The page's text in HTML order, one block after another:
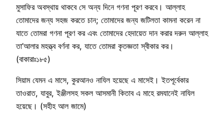
মুসাফির অবস্থায় থাকবে সে অন্য দিনে গণনা পূরণ করবে। আল্লাহ
তোমাদের জন্য সহজ করতে চান; তোমাদের জন্য জটিলতা কামনা করেন না
যাতে তোমরা গণনা পূরণ কর এবং তোমাদের হেদায়েত দান করার দরুন আল্লাহ
তা’আলার মহত্ত্ব বর্ণনা কর, যাতে তোমরা কৃতজ্ঞতা স্বীকার কর।
(বাকারাঃ১৮৫)
সিয়াম যেমন এ মাসে, কুরআনও নাযিল হয়েছে এ মাসেই। ইতপূর্বেকার
তাওরাত, যাবুর, ইঞ্জীলসহ সকল আসমানী কিতাব এ মাহে রমযানেই নাযিল
হয়েছে। (সহীহ আল জামে)